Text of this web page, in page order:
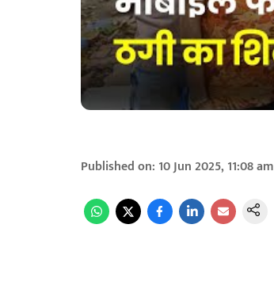
Published on: 10 Jun 2025, 11:08 am